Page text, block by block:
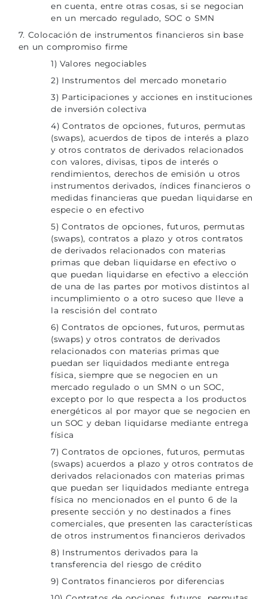
en cuenta, entre otras cosas, si se negocian
en un mercado regulado, SOC o SMN
7. Colocación de instrumentos financieros sin base
en un compromiso firme
1) Valores negociables
2) Instrumentos del mercado monetario
3) Participaciones y acciones en instituciones
de inversión colectiva
4) Contratos de opciones, futuros, permutas
(swaps), acuerdos de tipos de interés a plazo
y otros contratos de derivados relacionados
con valores, divisas, tipos de interés o
rendimientos, derechos de emisión u otros
instrumentos derivados, índices financieros o
medidas financieras que puedan liquidarse en
especie o en efectivo
5) Contratos de opciones, futuros, permutas
(swaps), contratos a plazo y otros contratos
de derivados relacionados con materias
primas que deban liquidarse en efectivo o
que puedan liquidarse en efectivo a elección
de una de las partes por motivos distintos al
incumplimiento o a otro suceso que lleve a
la rescisión del contrato
6) Contratos de opciones, futuros, permutas
(swaps) y otros contratos de derivados
relacionados con materias primas que
puedan ser liquidados mediante entrega
física, siempre que se negocien en un
mercado regulado o un SMN o un SOC,
excepto por lo que respecta a los productos
energéticos al por mayor que se negocien en
un SOC y deban liquidarse mediante entrega
física
7) Contratos de opciones, futuros, permutas
(swaps) acuerdos a plazo y otros contratos de
derivados relacionados con materias primas
que puedan ser liquidados mediante entrega
física no mencionados en el punto 6 de la
presente sección y no destinados a fines
comerciales, que presenten las características
de otros instrumentos financieros derivados
8) Instrumentos derivados para la
transferencia del riesgo de crédito
9) Contratos financieros por diferencias